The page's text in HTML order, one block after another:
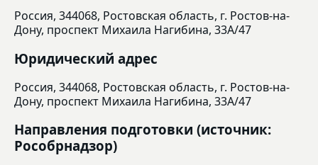
Россия, 344068, Ростовская область, г. Ростов-на-
Дону, проспект Михаила Нагибина, 33А/47
Юридический адрес
Россия, 344068, Ростовская область, г. Ростов-на-
Дону, проспект Михаила Нагибина, 33А/47
Направления подготовки (источник:
Рособрнадзор)